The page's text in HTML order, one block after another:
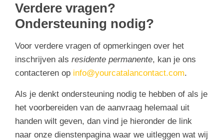
Verdere vragen?
Ondersteuning nodig?
Voor verdere vragen of opmerkingen over het
inschrijven als residente permanente, kan je ons
contacteren op info@yourcatalancontact.com.
Als je denkt ondersteuning nodig te hebben of als je
het voorbereiden van de aanvraag helemaal uit
handen wilt geven, dan vind je hieronder de link
naar onze dienstenpagina waar we uitleggen wat wij